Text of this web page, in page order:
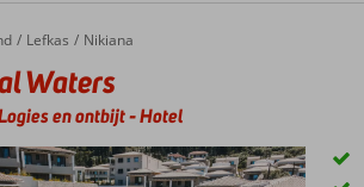
Lefkas Nikiana
Waters
en ontbijt-Hotel